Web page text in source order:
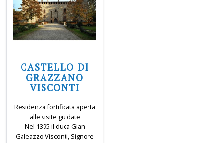
CASTELLO DI
GRAZZANO
VISCONTI
Residenza fortificata aperta
alle visite guidate
Nel 1395 il duca Gian
Galeazzo Visconti, Signore